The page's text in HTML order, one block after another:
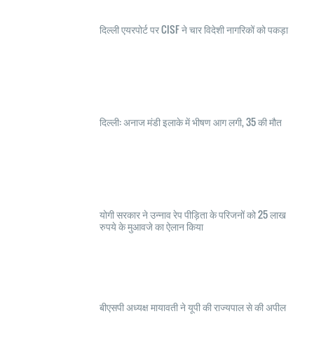
दिल्ली एयरपोर्ट पर CISF ने चार विदेशी नागरिकों को पकड़ा
दिल्ली: अनाज मंडी इलाके में भीषण आग लगी, 35 की मौत
योगी सरकार ने उन्नाव रेप पीड़िता के परिजनों को 25 लाख
रुपये के मुआवजे का ऐलान किया
बीएसपी अध्यक्ष मायावती ने यूपी की राज्यपाल से की अपील